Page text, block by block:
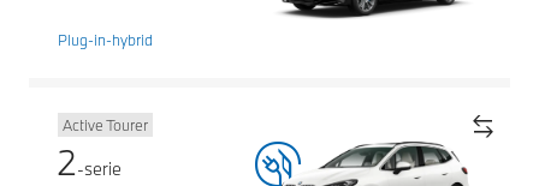
Plug-in-hybrid
Active Tourer
2-serie